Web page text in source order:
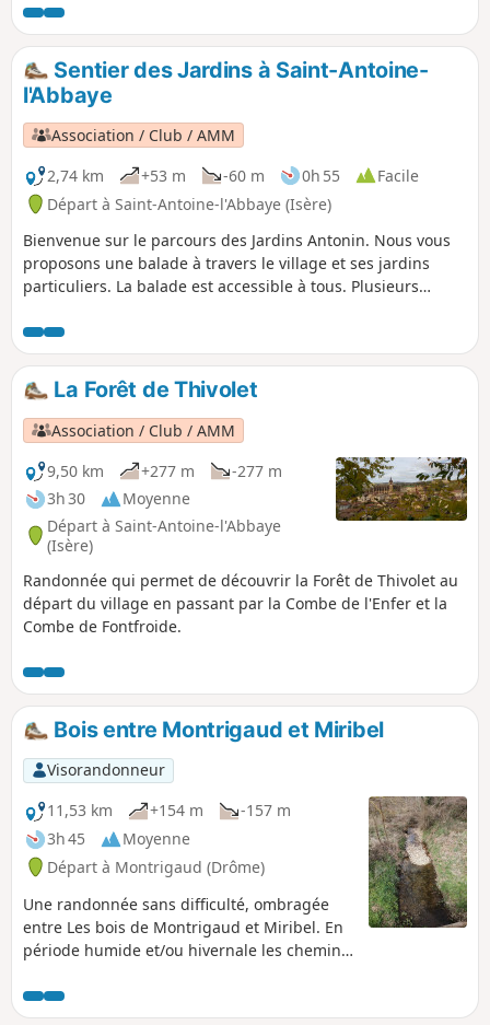
Chapelle Saint-Jean le Fromental est assez
grande et abrite un petit cimetière très
ancien. Le retour vous ramène droit sur
l'abbaye comme les pèlerins de l'époque "du
mal ardent". Vous pouvez effectuer dans la
même journée la randonnée, la visite de la
ville et des monuments si vous arrivez assez
tôt le matin.
Sentier des Jardins à Saint-Antoine-
l'Abbaye
Association / Club / AMM
2,74 km
+53 m -60 m 0h 55
Facile
Départ à Saint-Antoine-l'Abbaye (Isère)
Bienvenue sur le parcours des Jardins Antonin. Nous vous
proposons une balade à travers le village et ses jardins
particuliers. La balade est accessible à tous. Plusieurs
veuillez respecter les lieux et ne pas empiéter dans les
jardins.
La Forêt de Thivolet
Association / Club / AMM
9,50 km
+277 m
-277 m
3h 30
Moyenne
Départ à Saint-Antoine-l'Abbaye
(Isère)
Randonnée qui permet de découvrir la Forêt de Thivolet au
départ du village en passant par la Combe de l'Enfer et la
Combe de Fontfroide.
Bois entre Montrigaud et Miribel
Visorandonneur
11,53 km
+154 m
-157 m
3h 45
Moyenne
Départ à Montrigaud (Drôme)
Une randonnée sans difficulté, ombragée
entre Les bois de Montrigaud et Miribel. En
période humide et/ou hivernale les chemins
chaussures alors indispensables.